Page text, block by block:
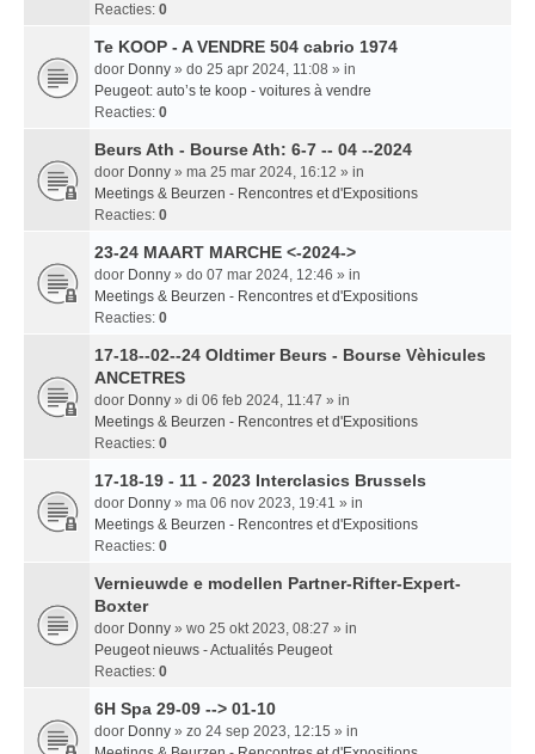
Reacties: 0
Te KOOP - A VENDRE 504 cabrio 1974
door Donny » do 25 apr 2024, 11:08 » in
Peugeot: auto’s te koop - voitures à vendre
Reacties: 0
Beurs Ath - Bourse Ath: 6-7 -- 04 --2024
door Donny » ma 25 mar 2024, 16:12 » in
Meetings & Beurzen - Rencontres et d'Expositions
Reacties: 0
23-24 MAART MARCHE <-2024->
door Donny » do 07 mar 2024, 12:46 » in
Meetings & Beurzen - Rencontres et d'Expositions
Reacties: 0
17-18--02--24 Oldtimer Beurs - Bourse Vèhicules
ANCETRES
door Donny » di 06 feb 2024, 11:47 » in
Meetings & Beurzen - Rencontres et d'Expositions
Reacties: 0
17-18-19 - 11 - 2023 Interclasics Brussels
door Donny » ma 06 nov 2023, 19:41 » in
Meetings & Beurzen - Rencontres et d'Expositions
Reacties: 0
Vernieuwde e modellen Partner-Rifter-Expert-
Boxter
door Donny » wo 25 okt 2023, 08:27 » in
Peugeot nieuws - Actualités Peugeot
Reacties: 0
6H Spa 29-09 --> 01-10
door Donny » zo 24 sep 2023, 12:15 » in